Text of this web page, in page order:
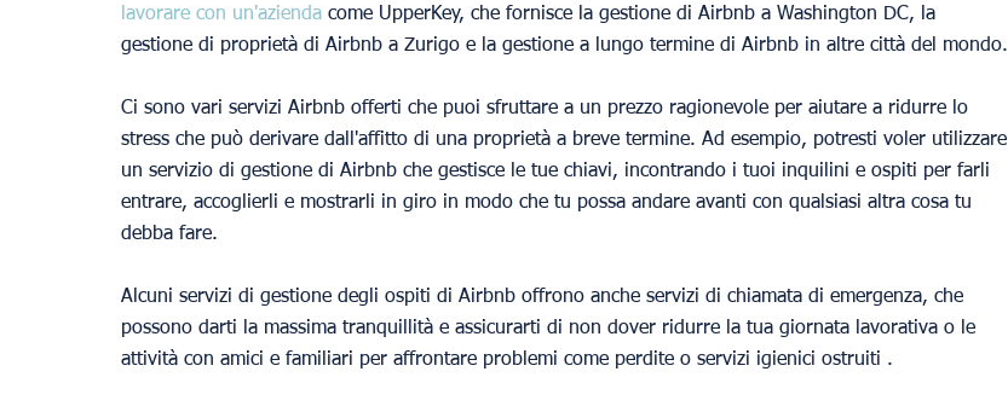
lavorare con un'azienda come UpperKey, che fornisce la gestione di Airbnb a Washington DC, la
gestione di proprietà di Airbnb a Zurigo e la gestione a lungo termine di Airbnb in altre città del mondo.
Ci sono vari servizi Airbnb offerti che puoi sfruttare a un prezzo ragionevole per aiutare a ridurre lo
stress che può derivare dall'affitto di una proprietà a breve termine. Ad esempio, potresti voler utilizzare
un servizio di gestione di Airbnb che gestisce le tue chiavi, incontrando i tuoi inquilini e ospiti per farli
entrare, accoglierli e mostrarli in giro in modo che tu possa andare avanti con qualsiasi altra cosa tu
debba fare.
Alcuni servizi di gestione degli ospiti di Airbnb offrono anche servizi di chiamata di emergenza, che
possono darti la massima tranquillità e assicurarti di non dover ridurre la tua giornata lavorativa o le
attività con amici e familiari per affrontare problemi come perdite o servizi igienici ostruiti .